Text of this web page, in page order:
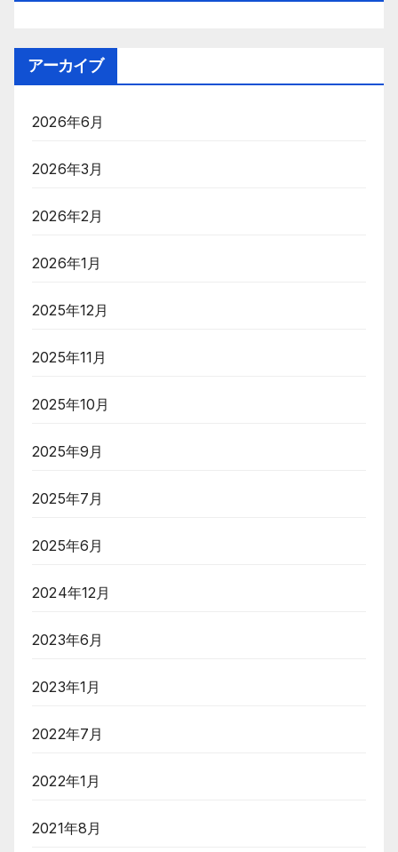
アーカイブ
2026年6月
2026年3月
2026年2月
2026年1月
2025年12月
2025年11月
2025年10月
2025年9月
2025年7月
2025年6月
2024年12月
2023年6月
2023年1月
2022年7月
2022年1月
2021年8月